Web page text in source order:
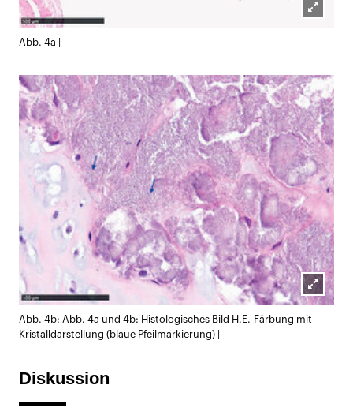
Abb. 4a |
Abb. 4b: Abb. 4a und 4b: Histologisches Bild H.E.-Färbung mit
Kristalldarstellung (blaue Pfeilmarkierung) |
Diskussion